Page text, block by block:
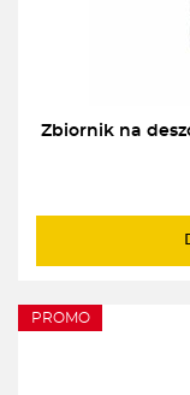
Zbiornik na
PROMO